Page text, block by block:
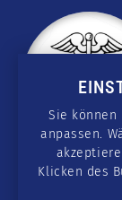
Sie
anpassen.
Klicken des